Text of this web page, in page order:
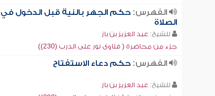
الفهرس:حكم الجهر بالنية قبل الدخول في
الصلاة
للشيخ: عبد العزيز بن باز
جزء من محاضرة ( فتاوى نور على الدرب (230))
الفهرس:حكم دعاء الاستفتاح
للشيخ: عبد العزيز بن باز